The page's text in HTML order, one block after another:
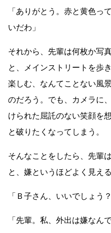
「ありがとう。赤と黄色っ
いだわ」
それから、先輩は何枚か写
と、メインストリートを歩
楽しむ、なんてことない風
のだろう。でも、カメラに
けられた屈託のない笑顔を
と破りたくなってしまう。
そんなことをしたら、先輩
と、嫌というほどよく見える
「Ｂ子さん、いいでしょう
「先輩。私、外出は嫌なん